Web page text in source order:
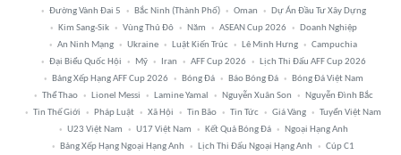
Đường Vành Đai 5
Bắc Ninh (thành Phố) Oman
Dự Án Đầu Tư Xây Dựng
Kim Sang-Sik
Vùng Thủ Đô Năm ASEAN Cup 2026
Doanh Nghiệp
An Ninh Mạng
Ukraine Luật Kiến Trúc Lê Minh Hưng
Campuchia
Đại Biểu Quốc Hội
Mỹ Iran AFF Cup 2026
Lịch Thi Đấu AFF Cup 2026
Bảng Xếp Hạng AFF Cup 2026
Bóng Đá Báo Bóng Đá
Bóng Đá Việt Nam
Thể Thao
Lionel Messi Lamine Yamal Nguyễn Xuân Son
Nguyễn Đình Bắc
Tin Thế Giới
Pháp Luật Xã Hội Tin Bão Tin Tức Giá Vàng
Tuyển Việt Nam
U23 Việt Nam
U17 Việt Nam Kết Quả Bóng Đá
Ngoại Hạng Anh
Bảng Xếp Hạng Ngoại Hạng Anh
Lịch Thi Đấu Ngoại Hạng Anh Cúp C1